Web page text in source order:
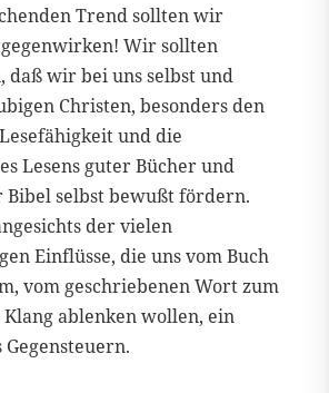
Trend sollten wir
Wir sollten
daß wir bei uns selbst und
Christen, besonders den
und die
Lesens guter Bücher und
Bibel selbst bewußt fördern.
der vielen
Einflüsse, die uns vom Buch
vom geschriebenen Wort zum
ablenken wollen, ein